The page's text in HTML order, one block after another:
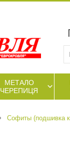
МЕТАЛО
ЧЕРЕПИЦЯ
Софиты (подшивка